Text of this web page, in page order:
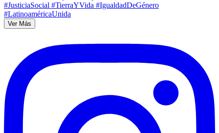
Ver Más